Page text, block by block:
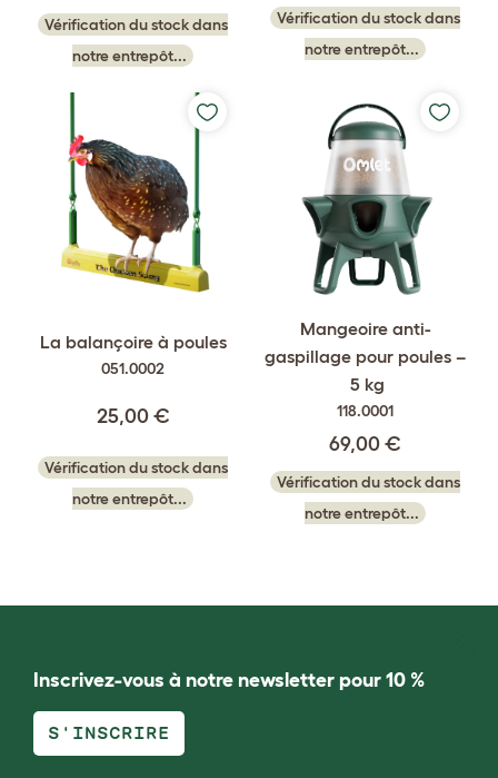
Vérification du stock dans
notre entrepôt...
Vérification du stock dans
notre entrepôt...
La balançoire à poules
051.0002
25,00 €
Vérification du stock dans
notre entrepôt...
Mangeoire anti-
gaspillage pour poules –
5 kg
118.0001
69,00 €
Vérification du stock dans
notre entrepôt...
Inscrivez-vous à notre newsletter pour 10 %
S'INSCRIRE